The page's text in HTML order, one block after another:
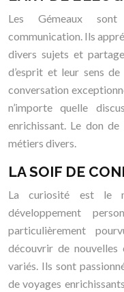
Les Gémeaux
communication. Ils
divers sujets et
d’esprit et leur sens
conversation
n’importe quelle
enrichissant. Le don
métiers divers.
LA SOIF DE
La curiosité est le
développement
particulièrement
découvrir de nouvelles
variés. Ils sont
de voyages